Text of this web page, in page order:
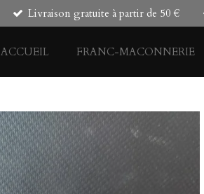
Livraison gratuite à partir de 50 €
ACCUEIL FRANC-MACONNERIE